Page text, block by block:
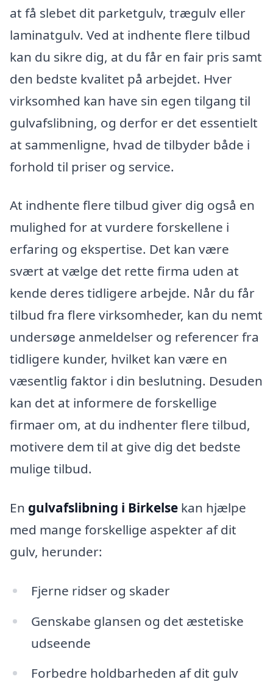
at få slebet dit parketgulv, trægulv eller
laminatgulv. Ved at indhente flere tilbud
kan du sikre dig, at du får en fair pris samt
den bedste kvalitet på arbejdet. Hver
virksomhed kan have sin egen tilgang til
gulvafslibning, og derfor er det essentielt
at sammenligne, hvad de tilbyder både i
forhold til priser og service.
At indhente flere tilbud giver dig også en
mulighed for at vurdere forskellene i
erfaring og ekspertise. Det kan være
svært at vælge det rette firma uden at
kende deres tidligere arbejde. Når du får
tilbud fra flere virksomheder, kan du nemt
undersøge anmeldelser og referencer fra
tidligere kunder, hvilket kan være en
væsentlig faktor i din beslutning. Desuden
kan det at informere de forskellige
firmaer om, at du indhenter flere tilbud,
motivere dem til at give dig det bedste
mulige tilbud.
En gulvafslibning i Birkelse kan hjælpe
med mange forskellige aspekter af dit
gulv, herunder:
Fjerne ridser og skader
Genskabe glansen og det æstetiske
udseende
Forbedre holdbarheden af dit gulv